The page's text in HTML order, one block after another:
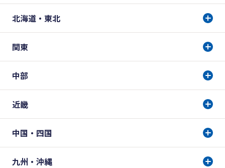
北海道・東北
関東
中部
近畿
中国・四国
九州・沖縄